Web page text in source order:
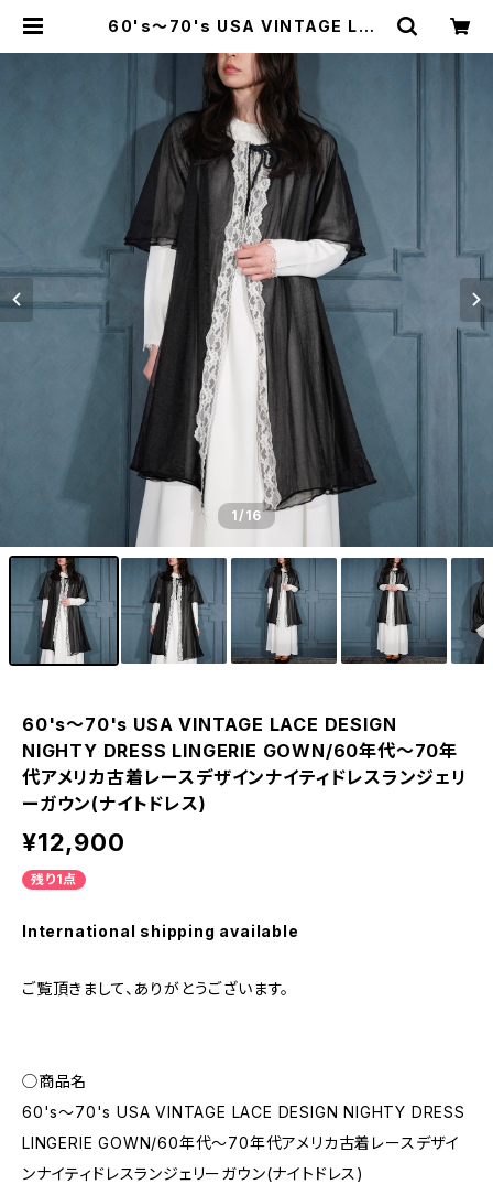
60's～70's USA VINTAGE LAC
GERIE GOWN/60年代～70年代ア
メリカ古着レースデザインナイティド
レスランジェリーガウン(ナイトドレ
ス) | Titti Vintage
1/16
60's～70's USA VINTAGE LACE DESIGN
NIGHTY DRESS LINGERIE GOWN/60年代～70年
代アメリカ古着レースデザインナイティドレスランジェリ
ーガウン(ナイトドレス)
¥12,900
残り1点
International shipping available
ご覧頂きまして、ありがとうございます。
◯商品名
60's～70's USA VINTAGE LACE DESIGN NIGHTY DRESS
LINGERIE GOWN/60年代～70年代アメリカ古着レースデザイ
ンナイティドレスランジェリーガウン(ナイトドレス)